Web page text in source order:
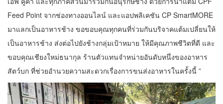
Feed Point จากช่องทางออนไลน์ และแอปพลิเคชัน CP SmartMORE
มาแลกเป็นอาหารช้าง ขอขอบคุณทุกคนที่ร่วมกันบริจาคแต้มเปลี่ยนให้
เป็นอาหารช้าง ส่งต่อไปยังช้างกลุ่มเป้าหมาย ให้มีคุณภาพชีวิตที่ดี และ
ขอบคุณเชียงใหม่ธนากุล ร้านตัวแทนจำหน่ายอันดับหนึ่งของอาหาร
สัตว์บก ที่ช่วยอำนวยความสะดวกเรื่องการขนส่งอาหารในครั้งนี้ ”